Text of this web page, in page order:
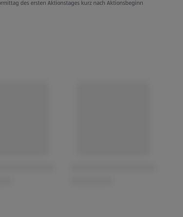
des ersten Aktionstages kurz nach Aktionsbeginn